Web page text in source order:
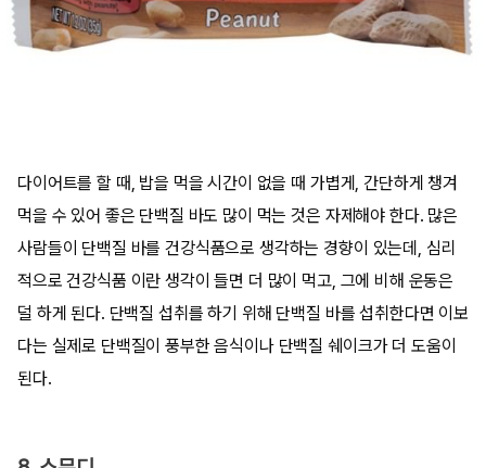
다이어트를 할 때, 밥을 먹을 시간이 없을 때 가볍게, 간단하게 챙겨
먹을 수 있어 좋은 단백질 바도 많이 먹는 것은 자제해야 한다. 많은
사람들이 단백질 바를 건강식품으로 생각하는 경향이 있는데, 심리
적으로 건강식품 이란 생각이 들면 더 많이 먹고, 그에 비해 운동은
덜 하게 된다. 단백질 섭취를 하기 위해 단백질 바를 섭취한다면 이보
다는 실제로 단백질이 풍부한 음식이나 단백질 쉐이크가 더 도움이
된다.